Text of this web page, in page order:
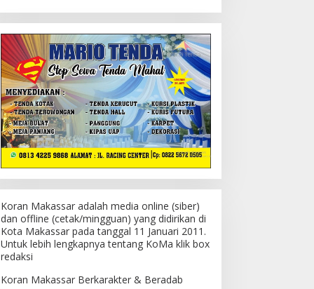
Koran Makassar adalah media online (siber)
dan offline (cetak/mingguan) yang didirikan di
Kota Makassar pada tanggal 11 Januari 2011.
Untuk lebih lengkapnya tentang KoMa klik box
redaksi
Koran Makassar Berkarakter & Beradab